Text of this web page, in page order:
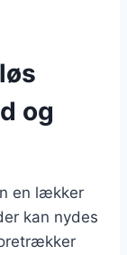
og
en lækker
kan nydes